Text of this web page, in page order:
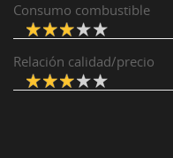
Consumo combustible
Relación calidad/precio